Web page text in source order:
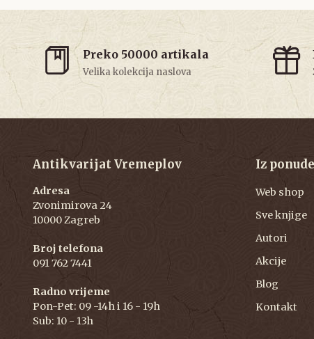
Preko 50000 artikala
Velika kolekcija naslova
Antikvarijat Vremeplov
Adresa
Zvonimirova 24
10000 Zagreb
Broj telefona
091 762 7441
Radno vrijeme
Pon-Pet: 09 -14h i 16 - 19h
Sub: 10 - 13h
Iz ponude
Web shop
Sve knjige
Autori
Akcije
Blog
Kontakt